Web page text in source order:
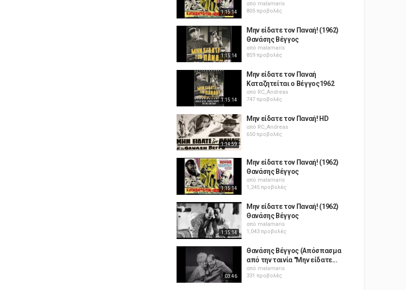
1:15:14
από malamaris
805 προβολές
1:15:14
Μην είδατε τον Παναή! (1962)
Θανάσης Βέγγος
από malamaris
859 προβολές
1:15:14
Μην είδατε τον Παναή
Καταζητείται ο Βέγγος1962
από RC_Andreas
747 προβολές
1:14:59
Μην είδατε τον Παναή! HD
από RC_Andreas
650 προβολές
1:15:14
Μην είδατε τον Παναή! (1962)
Θανάσης Βέγγος
από malamaris
1,245 προβολές
1:15:14
Μην είδατε τον Παναή! (1962)
Θανάσης Βέγγος
από malamaris
1,043 προβολές
03:46
Θανάσης Βέγγος (Απόσπασμα
από την ταινία "Μην είδατε...
από malamaris
331 προβολές